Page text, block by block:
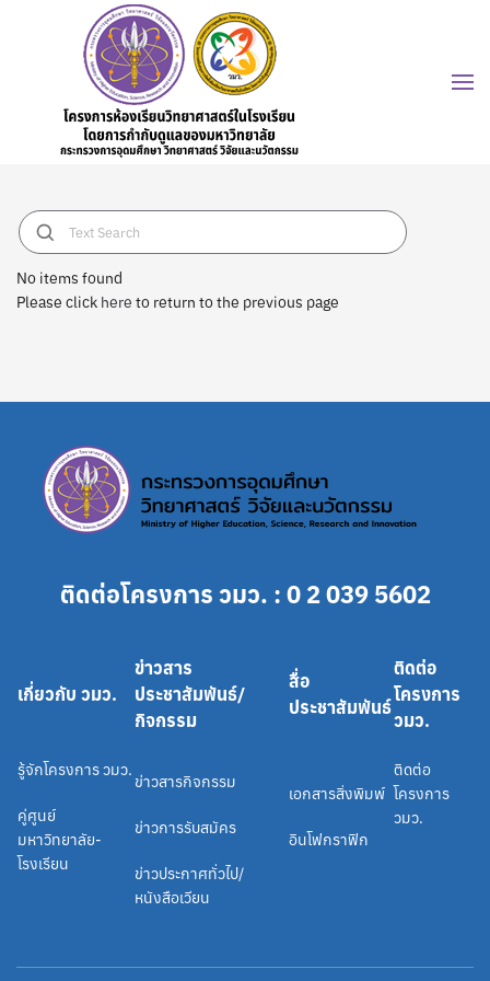
No items found
Please click here to return to the previous page
ติดต่อโครงการ วมว. : 0 2 039 5602
เกี่ยวกับ วมว.
ข่าวสาร
ประชาสัมพันธ์/
กิจกรรม
สื่อ
ประชาสัมพันธ์
ติดต่อ
โครงการ
วมว.
รู้จักโครงการ วมว.
คู่ศูนย์
มหาวิทยาลัย-
โรงเรียน
ข่าวสารกิจกรรม
ข่าวการรับสมัคร
ข่าวประกาศทั่วไป/
หนังสือเวียน
เอกสารสิ่งพิมพ์
อินโฟกราฟิก
ติดต่อ
โครงการ
วมว.